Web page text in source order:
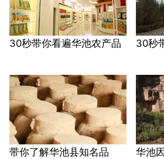
30秒带你看遍华池农产品 30秒
带你了解华池县知名品
华池